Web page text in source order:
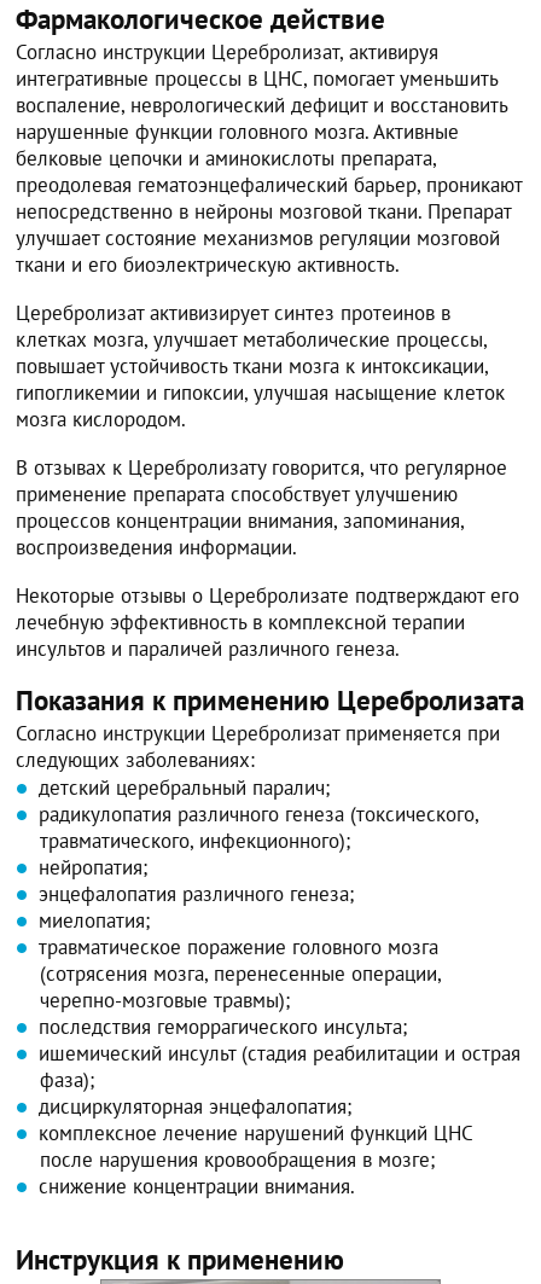
Фармакологическое действие
Согласно инструкции Церебролизат, активируя
интегративные процессы в ЦНС, помогает уменьшить
воспаление, неврологический дефицит и восстановить
нарушенные функции головного мозга. Активные
белковые цепочки и аминокислоты препарата,
преодолевая гематоэнцефалический барьер, проникают
непосредственно в нейроны мозговой ткани. Препарат
улучшает состояние механизмов регуляции мозговой
ткани и его биоэлектрическую активность.
Церебролизат активизирует синтез протеинов в
клетках мозга, улучшает метаболические процессы,
повышает устойчивость ткани мозга к интоксикации,
гипогликемии и гипоксии, улучшая насыщение клеток
мозга кислородом.
В отзывах к Церебролизату говорится, что регулярное
применение препарата способствует улучшению
процессов концентрации внимания, запоминания,
воспроизведения информации.
Некоторые отзывы о Церебролизате подтверждают его
лечебную эффективность в комплексной терапии
инсультов и параличей различного генеза.
Показания к применению Церебролизата
Согласно инструкции Церебролизат применяется при
следующих заболеваниях:
детский церебральный паралич;
радикулопатия различного генеза (токсического,
травматического, инфекционного);
нейропатия;
энцефалопатия различного генеза;
миелопатия;
травматическое поражение головного мозга
(сотрясения мозга, перенесенные операции,
черепно-мозговые травмы);
последствия геморрагического инсульта;
ишемический инсульт (стадия реабилитации и острая
фаза);
дисциркуляторная энцефалопатия;
комплексное лечение нарушений функций ЦНС
после нарушения кровообращения в мозге;
снижение концентрации внимания.
Инструкция к применению